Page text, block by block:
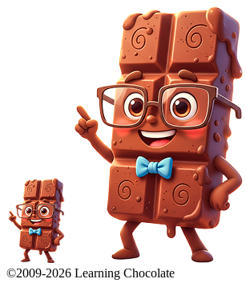
©2009-2026 Learning Chocolate